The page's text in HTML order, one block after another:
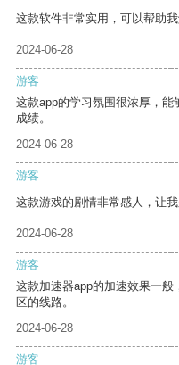
这款软件非常实用，可以帮助我
2024-06-28
游客
这款app的学习氛围很浓厚，
成绩。
2024-06-28
游客
这款游戏的剧情非常感人，让我
2024-06-28
游客
这款加速器app的加速效果一
区的线路。
2024-06-28
游客